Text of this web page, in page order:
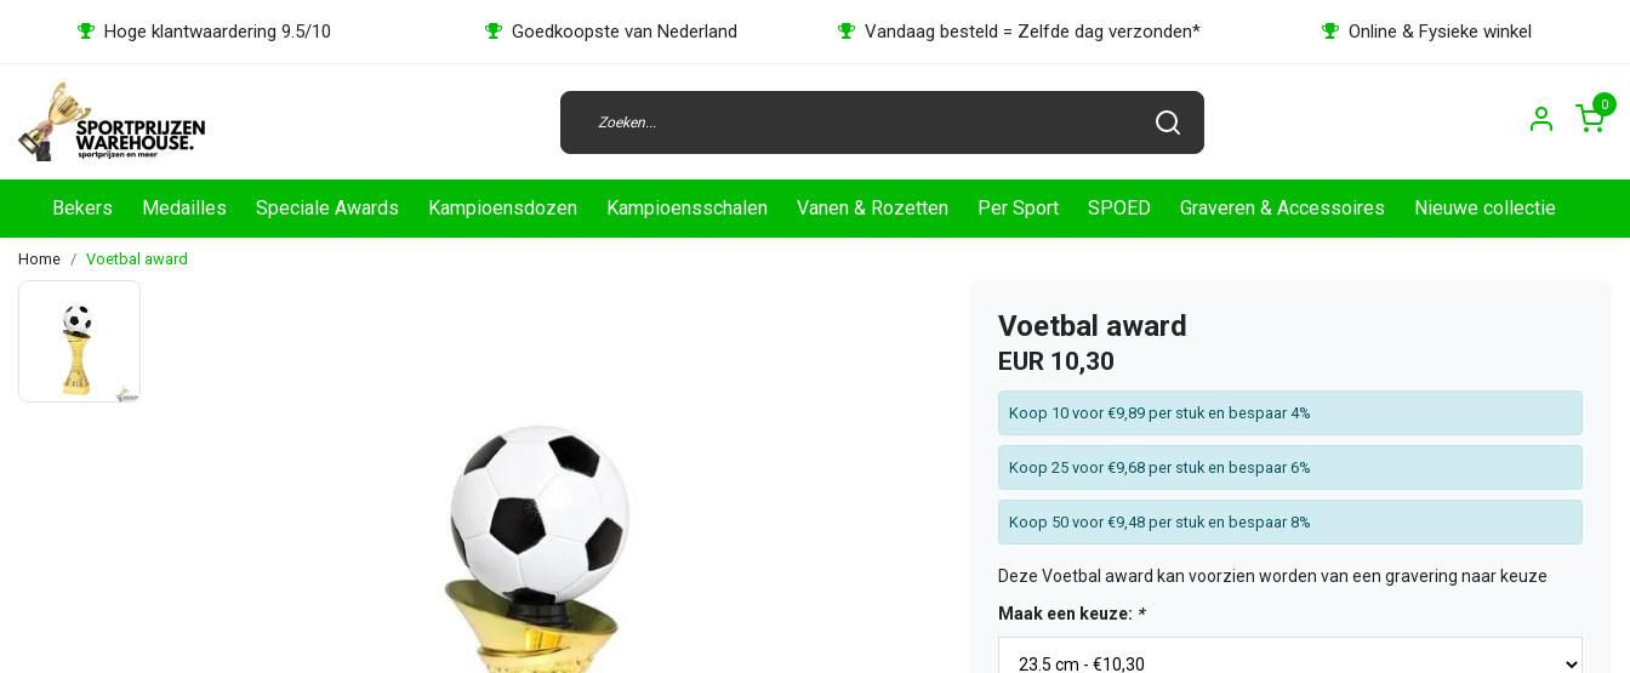
Hoge klantwaardering 9.5/10 Goedkoopste van Nederland Vandaag besteld = Zelfde dag verzonden* Online & Fysieke winkel
0
Bekers Medailles Speciale Awards Kampioensdozen Kampioensschalen Vanen & Rozetten Per Sport SPOED Graveren & Accessoires Nieuwe collectie
Home Voetbal award
Voetbal award
EUR 10,30
Koop 10 voor €9,89 per stuk en bespaar 4%
Koop 25 voor €9,68 per stuk en bespaar 6%
Koop 50 voor €9,48 per stuk en bespaar 8%
Deze Voetbal award kan voorzien worden van een gravering naar keuze
Maak een keuze: *